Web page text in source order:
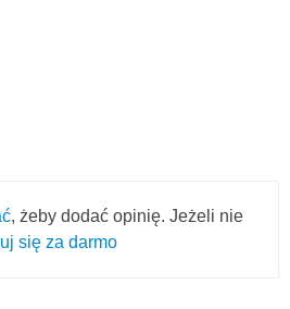
, żeby dodać opinię. Jeżeli nie
się za darmo